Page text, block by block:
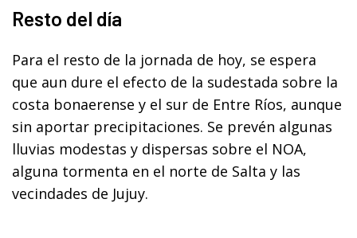
Resto del día
Para el resto de la jornada de hoy, se espera
que aun dure el efecto de la sudestada sobre la
costa bonaerense y el sur de Entre Ríos, aunque
sin aportar precipitaciones. Se prevén algunas
lluvias modestas y dispersas sobre el NOA,
alguna tormenta en el norte de Salta y las
vecindades de Jujuy.